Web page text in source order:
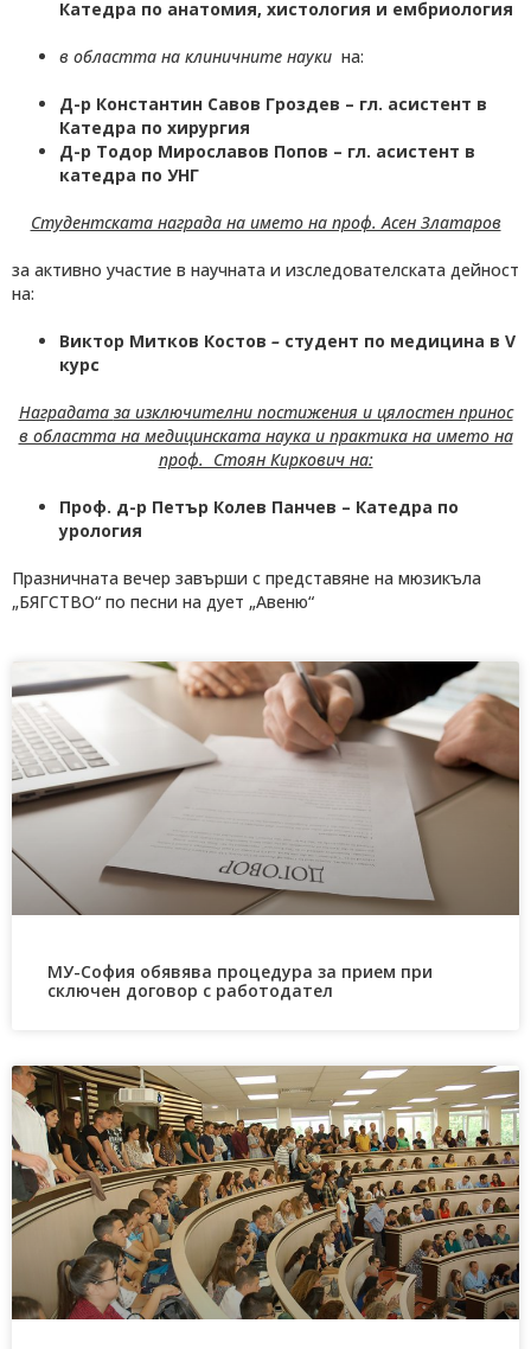
Катедра по анатомия, хистология и ембриология
в областта на клиничните науки на:
Д-р Константин Савов Гроздев – гл. асистент в
Катедра по хирургия
Д-р Тодор Мирославов Попов – гл. асистент в
катедра по УНГ
Студентската награда на името на проф. Асен Златаров
за активно участие в научната и изследователската дейност
на:
Виктор Митков Костов – студент по медицина в V
курс
Наградата за изключителни постижения и цялостен принос
в областта на медицинската наука и практика на името на
проф. Стоян Киркович на:
Проф. д-р Петър Колев Панчев – Катедра по
урология
Празничната вечер завърши с представяне на мюзикъла
„БЯГСТВО“ по песни на дует „Авеню“
МУ-София обявява процедура за прием при
сключен договор с работодател